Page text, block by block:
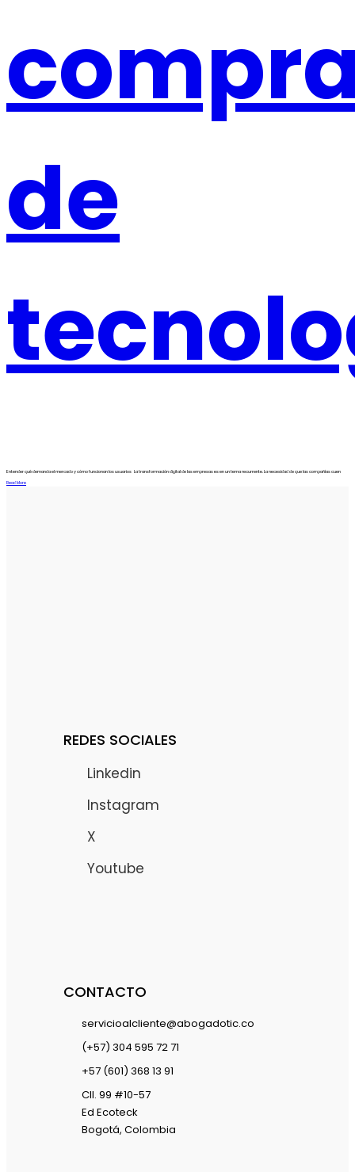
de
Entender qué demanda el mercado y cómo funcionan los usuarios La transformación digital de las empresas es en un tema recurrente. La necesidad de que las compañías cuen
Read More
REDES SOCIALES
Linkedin
Instagram
X
Youtube
CONTACTO
servicioalcliente@abogadotic.co
(+57) 304 595 72 71
+57 (601) 368 13 91
Cll. 99 #10-57
Ed Ecoteck
Bogotá, Colombia